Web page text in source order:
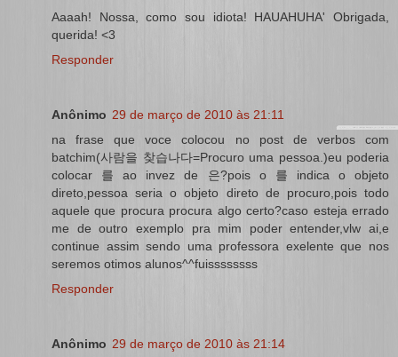
Aaaah! Nossa, como sou idiota! HAUAHUHA' Obrigada,
querida! <3
Responder
Anônimo 29 de março de 2010 às 21:11
na frase que voce colocou no post de verbos com
batchim(사람을 찾습나다=Procuro uma pessoa.)eu poderia
colocar 를 ao invez de 은?pois o 를 indica o objeto
direto,pessoa seria o objeto direto de procuro,pois todo
aquele que procura procura algo certo?caso esteja errado
me de outro exemplo pra mim poder entender,vlw ai,e
continue assim sendo uma professora exelente que nos
seremos otimos alunos^^fuissssssss
Responder
Anônimo 29 de março de 2010 às 21:14